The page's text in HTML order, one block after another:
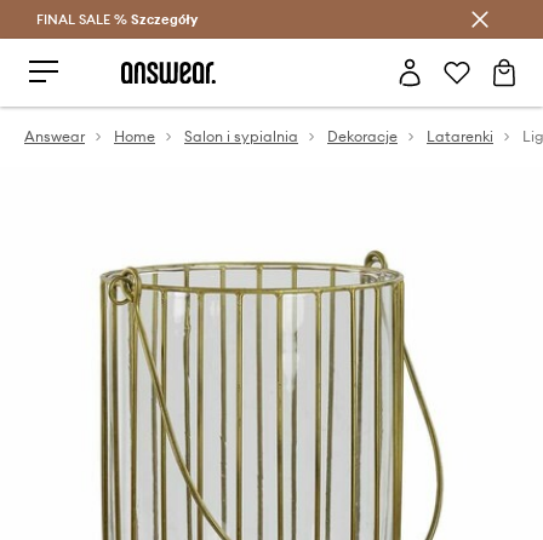
Oszczędzaj z Answear Club >
FINAL SALE % Szczegóły
Answear Home Salon i sypialnia Dekoracje Latarenki